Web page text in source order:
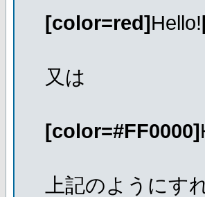
[color=red]Hello!
又は
[color=#FF0000]
上記のようにす